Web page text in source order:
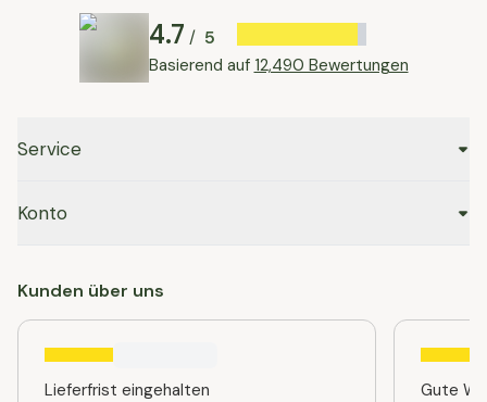
4.7 / 5
Basierend auf 12,490 Bewertungen
Service
Konto
Kunden über uns
Lieferfrist eingehalten
Gute